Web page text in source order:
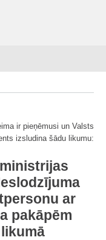
ir pieņēmusi un Valsts
izsludina šādu likumu:
ar
pakāpēm